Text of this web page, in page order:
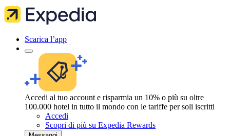
Scarica l’app
Accedi al tuo account e risparmia un 10% o più su oltre
100.000 hotel in tutto il mondo con le tariffe per soli iscritti
Accedi
Scopri di più su Expedia Rewards